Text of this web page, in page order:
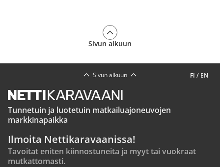
Sivun alkuun
FI / EN
Sivun alkuun
Tunnetuin ja luotetuin matkailuajoneuvojen
markkinapaikka
Ilmoita Nettikaravaanissa!
Tavoitat eniten kiinnostuneita ja myyt tai vuokraat
mutkattomasti.